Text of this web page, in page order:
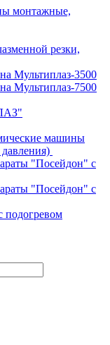
монтажные,
резки,
Мультиплаз-3500
Мультиплаз-7500
машины
"Посейдон" с
"Посейдон" с
подогревом